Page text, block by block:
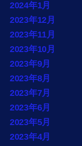
2024年1月
2023年12月
2023年11月
2023年10月
2023年9月
2023年8月
2023年7月
2023年6月
2023年5月
2023年4月